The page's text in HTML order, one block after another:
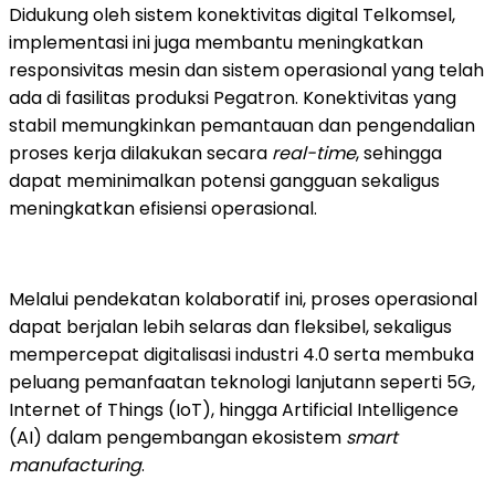
Didukung oleh sistem konektivitas digital Telkomsel,
implementasi ini juga membantu meningkatkan
responsivitas mesin dan sistem operasional yang telah
ada di fasilitas produksi Pegatron. Konektivitas yang
stabil memungkinkan pemantauan dan pengendalian
proses kerja dilakukan secara real-time, sehingga
dapat meminimalkan potensi gangguan sekaligus
meningkatkan efisiensi operasional.
Melalui pendekatan kolaboratif ini, proses operasional
dapat berjalan lebih selaras dan fleksibel, sekaligus
mempercepat digitalisasi industri 4.0 serta membuka
peluang pemanfaatan teknologi lanjutann seperti 5G,
Internet of Things (IoT), hingga Artificial Intelligence
(AI) dalam pengembangan ekosistem smart
manufacturing.